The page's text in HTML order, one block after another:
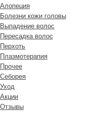
Алопеция
Болезни кожи головы
Выпадение волос
Пересадка волос
Перхоть
Плазмотерапия
Прочее
Себорея
Уход
Акции
Отзывы